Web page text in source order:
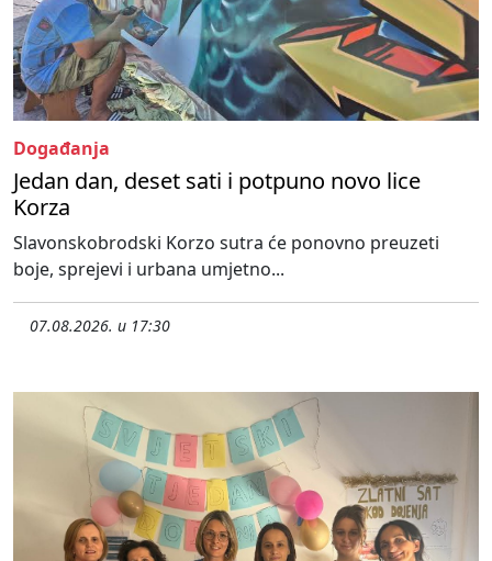
Događanja
Jedan dan, deset sati i potpuno novo lice
Korza
Slavonskobrodski Korzo sutra će ponovno preuzeti
boje, sprejevi i urbana umjetno...
07.08.2026. u 17:30